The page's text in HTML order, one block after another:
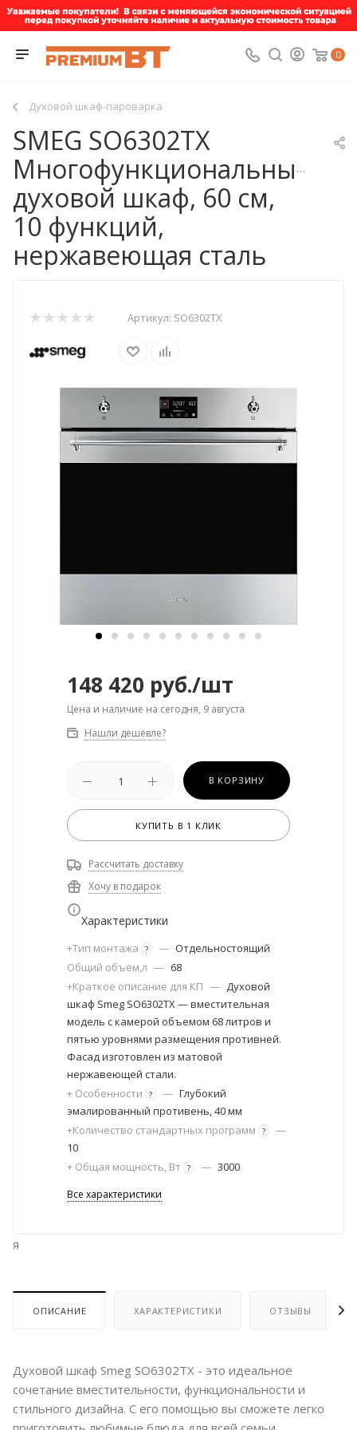
0
Духовой шкаф-пароварка
SMEG SO6302TX
Многофункциональный
духовой шкаф, 60 см,
10 функций,
нержавеющая сталь
Артикул: SO6302TX
148 420 руб./шт
Цена и наличие на сегодня, 9 августа
Нашли дешевле?
В КОРЗИНУ
КУПИТЬ В 1 КЛИК
Рассчитать доставку
Хочу в подарок
Характеристики
+Тип монтажа ? — Отдельностоящий
Общий объем,л — 68
+Краткое описание для КП — Духовой
шкаф Smeg SO6302TX — вместительная
модель с камерой объемом 68 литров и
пятью уровнями размещения противней.
Фасад изготовлен из матовой
нержавеющей стали.
+ Особенности ? — Глубокий
эмалированный противень, 40 мм
+Количество стандартных программ ?
—
10
+ Общая мощность, Вт ? — 3000
Все характеристики
я
ОПИСАНИЕ ХАРАКТЕРИСТИКИ ОТЗЫВЫ
Духовой шкаф Smeg SO6302TX - это идеальное
сочетание вместительности, функциональности и
стильного дизайна. С его помощью вы сможете легко